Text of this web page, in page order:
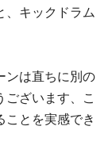
、キックドラム
ンは直ちに別の
ございます、こ
ことを実感でき